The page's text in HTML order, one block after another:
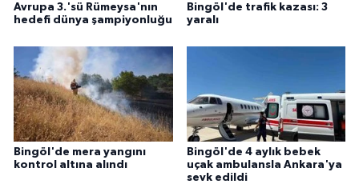
Avrupa 3.'sü Rümeysa'nın
hedefi dünya şampiyonluğu
Bingöl'de trafik kazası: 3
yaralı
Bingöl'de mera yangını
kontrol altına alındı
Bingöl'de 4 aylık bebek
uçak ambulansla Ankara'ya
sevk edildi